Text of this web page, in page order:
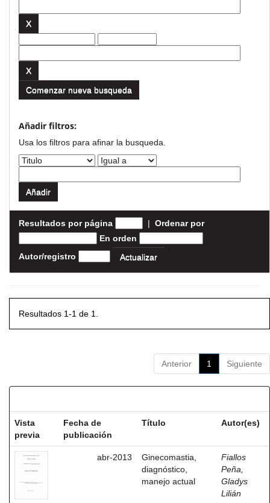
Comenzar nueva busqueda
Añadir filtros:
Usa los filtros para afinar la busqueda.
Resultados por página | Ordenar por
En orden
Autor/registro
Resultados 1-1 de 1.
Anterior 1 Siguiente
Vista
previa
Fecha de
publicación
Título Autor(es)
abr-2013
Ginecomastia,
diagnóstico,
manejo actual
Fiallos
Peña,
Gladys
Lilián